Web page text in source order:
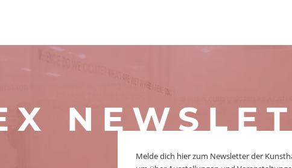
Melde dich hier zum Newsletter der